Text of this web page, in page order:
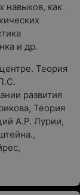
навыков, как
и др.
Теория
развития
Теория
А.Р. Лурии,